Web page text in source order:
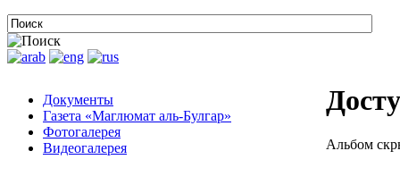
Документы
Газета «Маглюмат аль-Булгар»
Фотогалерея
Видеогалерея
Альбом